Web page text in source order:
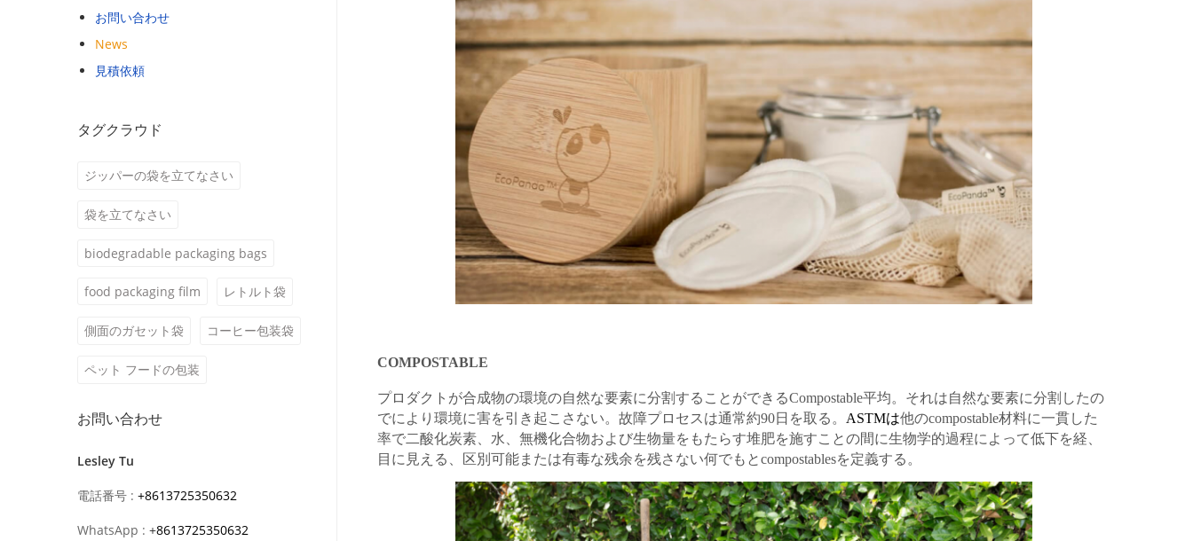
お問い合わせ
News
見積依頼
タグクラウド
ジッパーの袋を立てなさい
袋を立てなさい
biodegradable packaging bags
food packaging film レトルト袋
側面のガセット袋 コーヒー包装袋
ペット フードの包装
お問い合わせ
Lesley Tu
電話番号 : +8613725350632
WhatsApp : +8613725350632
COMPOSTABLE
プロダクトが合成物の環境の自然な要素に分割することができるCompostable平均。それは自然な要素に分割したの
でにより環境に害を引き起こさない。故障プロセスは通常約90日を取る。 ASTMは他のcompostable材料に一貫した
率で二酸化炭素、水、無機化合物および生物量をもたらす堆肥を施すことの間に生物学的過程によって低下を経、
目に見える、区別可能または有毒な残余を残さない何でもとcompostablesを定義する。